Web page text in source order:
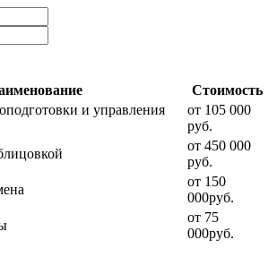
Стоимость
и управления
от 105 000
руб.
от 450 000
руб.
от 150
000руб.
от 75
000руб.